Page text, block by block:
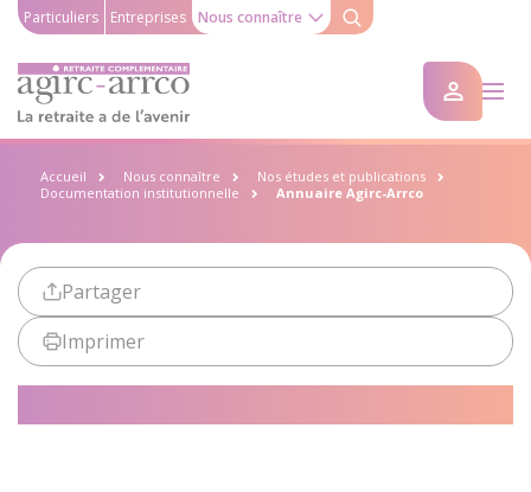
Particuliers Entreprises Nous connaître
Accueil Nous connaître
Nos études et publications
Documentation institutionnelle
Annuaire Agirc-Arrco
Partager
Imprimer